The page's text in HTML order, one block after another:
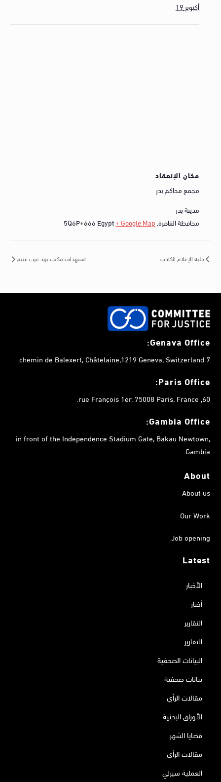
أكتوبر 19
مكان الإنعقاد
مجمع محاكم بدر
مدينة بدر
محافظة القاهرة,
5Q6P+666 Egypt+ Google Map
خلية الإعلام الكاذب استهداف مكتب بريد عرب غنيم
Genava Office:
7 chemin de Balexert, Châtelaine,1219 Geneva, Switzerland.
Paris Office:
60, rue François 1er, 75008 Paris, France.
Gambia Office:
in front of the Independence Stadium Gate, Bakau Newtown,
Gambia.
About
About us
Our Work
Job opening
Latest
الأخبار
أخبار
التقارير
التقارير
البيانات الصحفية
بيانات صحفية
مقالات الرأي
الأوراق البحثية
قضايا الشهر
مقالات الرأي
العملية سيرلي